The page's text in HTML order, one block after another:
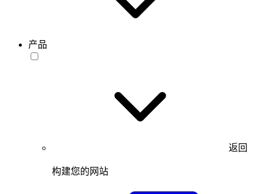
产品
返回
构建您的网站